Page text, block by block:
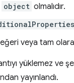
object olmalıdır.
veya tam
yüklemez ve
yayınlandı.